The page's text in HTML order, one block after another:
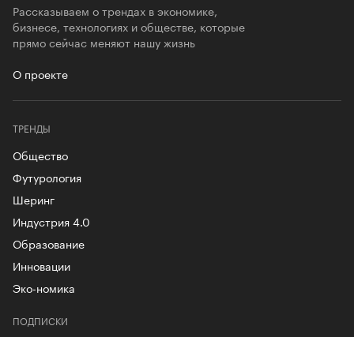
Рассказываем о трендах в экономике,
бизнесе, технологиях и обществе, которые
прямо сейчас меняют нашу жизнь
О проекте
ТРЕНДЫ
Общество
Футурология
Шеринг
Индустрия 4.0
Образование
Инновации
Эко-номика
ПОДПИСКИ